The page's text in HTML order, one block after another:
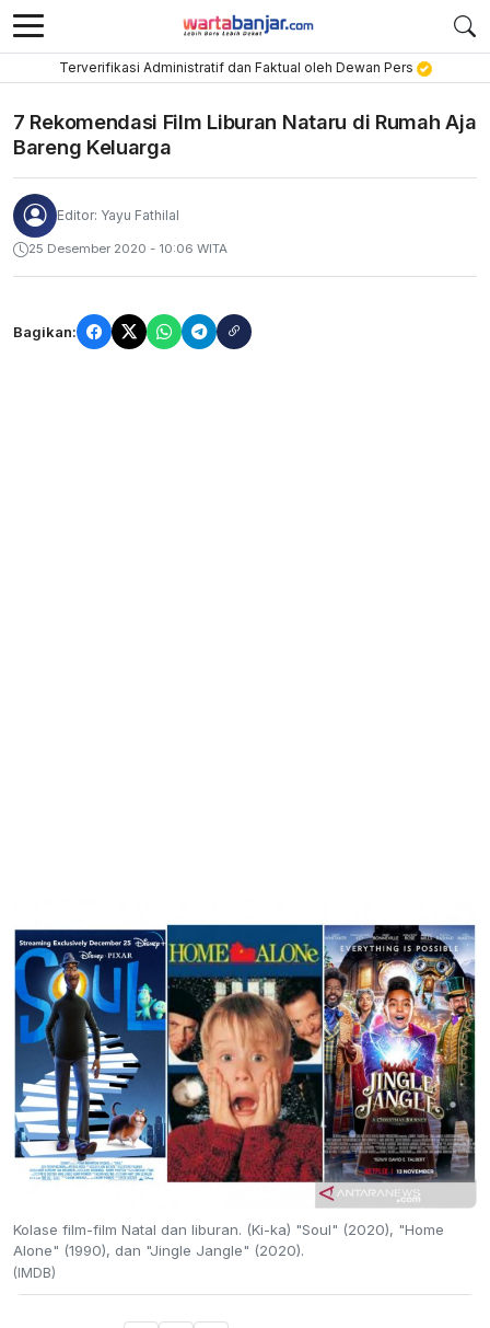
Terverifikasi Administratif dan Faktual oleh Dewan Pers
7 Rekomendasi Film Liburan Nataru di Rumah Aja
Bareng Keluarga
Editor: Yayu Fathilal
25 Desember 2020 - 10:06 WITA
Bagikan:
Kolase film-film Natal dan liburan. (Ki-ka) "Soul" (2020), "Home
Alone" (1990), dan "Jingle Jangle" (2020).
(IMDB)